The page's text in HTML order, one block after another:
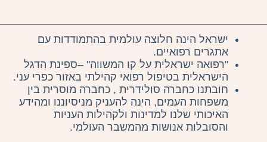
ישראל הינה חלוצה עולמית בהתמודדות עם
אתגרים רפואיים.
"רפואה ישראלית על קו המשווה" –ספינת הדגל
הישראלית בטיפול רפואי קהילתי באזור כפרי עני.
חובתנו כחברה סולידרית , כחברה מוסרית בין
משפחות העמים, הינה להעניק מניסיוננו ומהידע
האיכותי שלנו למדינות ולקהילות העניות
והסובלות אנושות מהמשבר העולמי.